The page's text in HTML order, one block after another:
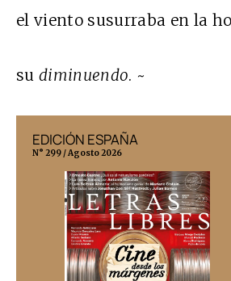
el viento susurraba en la
sudiminuendo. ~
EDICIÓN ESPAÑA
N° 299 / Agosto 2026